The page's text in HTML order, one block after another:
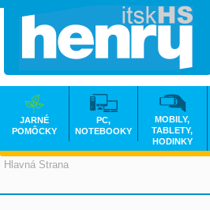
Hlavná Strana
JARNÉ
POMÔCKY
PC,
NOTEBOOKY
MOBILY,
TABLETY,
HODINKY